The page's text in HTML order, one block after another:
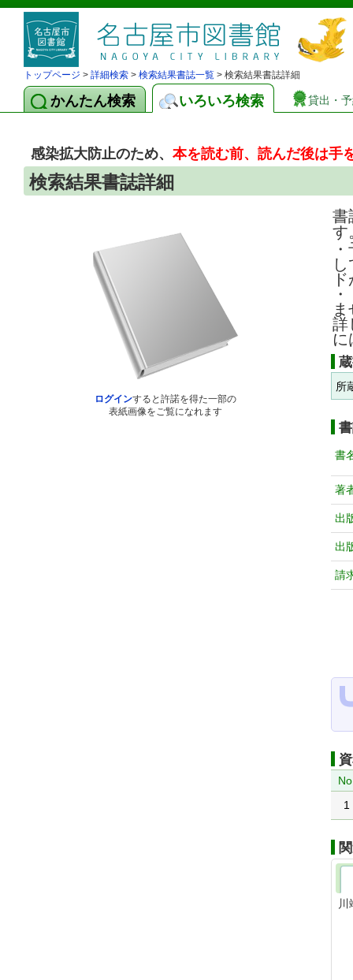
トップページ > 詳細検索 > 検索結果書誌一覧 > 検索結果書誌詳細
かんたん検索 いろいろ検索 貸出・
感染拡大防止のため、本を読む前、読んだ後は手
検索結果書誌詳細
ログインすると許諾を得た一部の
表紙画像をご覧になれます
書
す
詳
に
所
書
著
出
出
請
1
川